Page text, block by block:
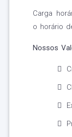
Carga
o horário
Nossos